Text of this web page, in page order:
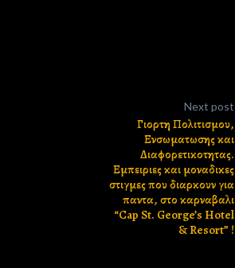
Next post
Γιορτη Πολιτισμου,
Ενσωματωσης και
Διαφορετικοτητας.
Εμπειριες και μοναδικες
στιγμες που διαρκουν για
παντα, στο καρναβαλι
“Cap St. George’s Hotel
& Resort” !